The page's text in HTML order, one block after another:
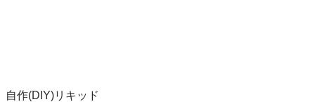
自作(DIY)リキッド